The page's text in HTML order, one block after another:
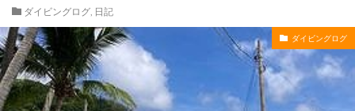
ダイビングログ, 日記
ダイビングログ